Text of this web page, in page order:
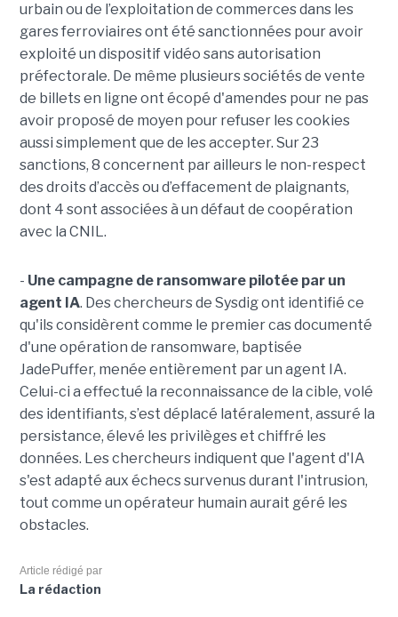
urbain ou de l’exploitation de commerces dans les
gares ferroviaires ont été sanctionnées pour avoir
exploité un dispositif vidéo sans autorisation
préfectorale. De même plusieurs sociétés de vente
de billets en ligne ont écopé d'amendes pour ne pas
avoir proposé de moyen pour refuser les cookies
aussi simplement que de les accepter. Sur 23
sanctions, 8 concernent par ailleurs le non-respect
des droits d’accès ou d’effacement de plaignants,
dont 4 sont associées à un défaut de coopération
avec la CNIL.
- Une campagne de ransomware pilotée par un
agent IA. Des chercheurs de Sysdig ont identifié ce
qu'ils considèrent comme le premier cas documenté
d'une opération de ransomware, baptisée
JadePuffer, menée entièrement par un agent IA.
Celui-ci a effectué la reconnaissance de la cible, volé
des identifiants, s’est déplacé latéralement, assuré la
persistance, élevé les privilèges et chiffré les
données. Les chercheurs indiquent que l'agent d'IA
s'est adapté aux échecs survenus durant l'intrusion,
tout comme un opérateur humain aurait géré les
obstacles.
Article rédigé par
La rédaction